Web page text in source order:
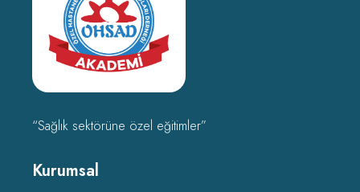
“Sağlık sektörüne özel eğitimler”
Kurumsal